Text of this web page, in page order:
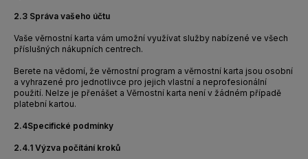
2.3 Správa vašeho účtu
Vaše věrnostní karta vám umožní využívat služby nabízené ve všech
příslušných nákupních centrech.
Berete na vědomí, že věrnostní program a věrnostní karta jsou osobní
a vyhrazené pro jednotlivce pro jejich vlastní a neprofesionální
použití. Nelze je přenášet a Věrnostní karta není v žádném případě
platební kartou.
2.4Specifické podmínky
2.4.1 Výzva počítání kroků